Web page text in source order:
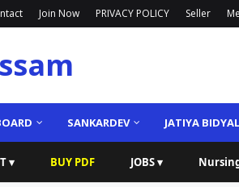
Join Now PRIVACY POLICY Seller
SANKARDEV JATIYA
▾ BUY PDF JOBS ▾